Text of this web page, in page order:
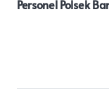
Pasbar,